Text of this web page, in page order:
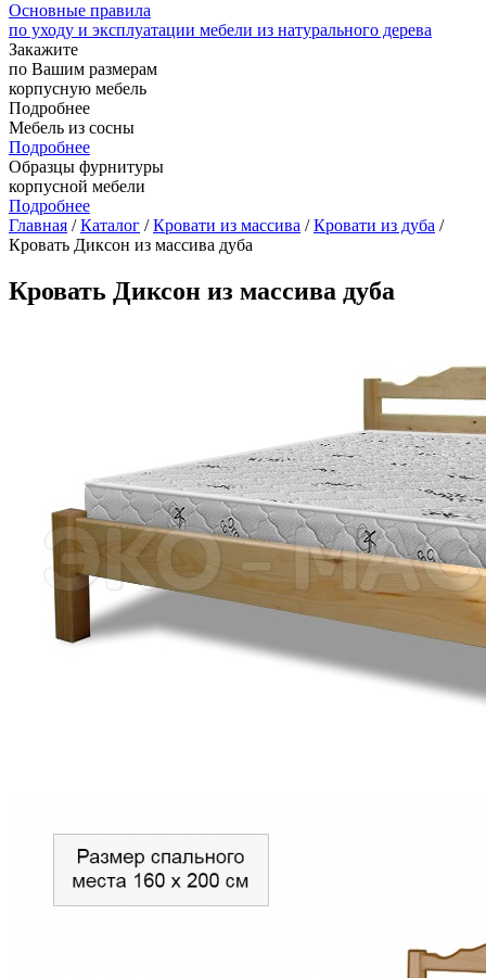
Основные правила
по уходу и эксплуатации мебели из натурального дерева
Закажите
по Вашим размерам
корпусную мебель
Подробнее
Мебель из сосны
Подробнее
Образцы фурнитуры
корпусной мебели
Подробнее
Главная /Каталог /Кровати из массива /Кровати из дуба /
Кровать Диксон из массива дуба
Кровать Диксон из массива дуба